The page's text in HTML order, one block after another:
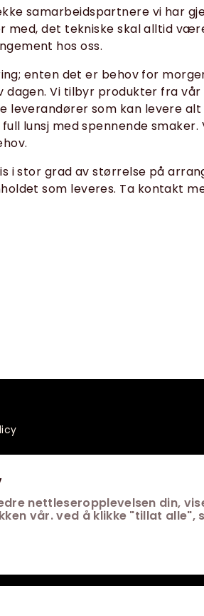
nettleseropplevelsen din,
vår. ved å klikke "tillat alle",
samarbeidspartnere vi har
med, det tekniske skal alltid
hos oss.
enten det er behov for
Vi tilbyr produkter fra vår
leverandører som kan levere
lunsj med spennende smaker.
i stor grad av størrelse på
som leveres. Ta kontakt